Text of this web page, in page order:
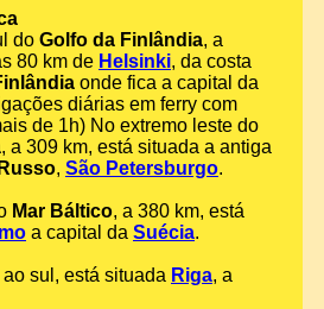
do Golfo da Finlândia, a
80 km de Helsinki, da costa
onde fica a capital da
diárias em ferry com
de 1h) No extremo leste do
, a 309 km, está situada a antiga
, São Petersburgo.
Mar Báltico, a 380 km, está
a capital da Suécia.
sul, está situada Riga, a